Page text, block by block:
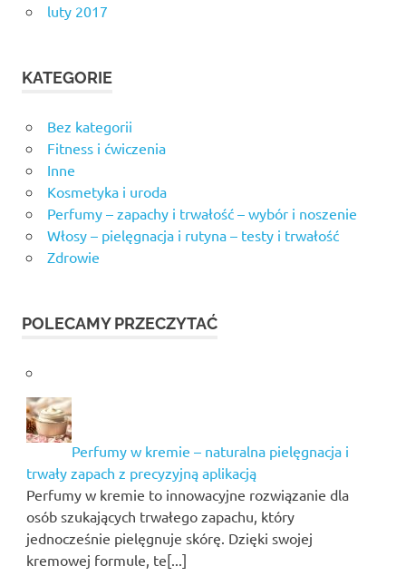
luty 2017
KATEGORIE
Bez kategorii
Fitness i ćwiczenia
Inne
Kosmetyka i uroda
Perfumy – zapachy i trwałość – wybór i noszenie
Włosy – pielęgnacja i rutyna – testy i trwałość
Zdrowie
POLECAMY PRZECZYTAĆ
Perfumy w kremie – naturalna pielęgnacja i
trwały zapach z precyzyjną aplikacją
Perfumy w kremie to innowacyjne rozwiązanie dla
osób szukających trwałego zapachu, który
jednocześnie pielęgnuje skórę. Dzięki swojej
kremowej formule, te[...]